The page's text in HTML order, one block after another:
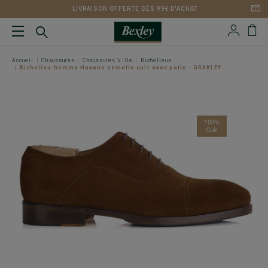
LIVRAISON OFFERTE DÈS 99€ D'ACHAT
Accueil Chaussures Chaussures Ville
Richelieus
Richelieu homme Havane semelle cuir avec patin - GRAKLEY